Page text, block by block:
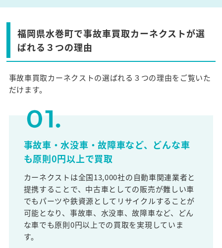
福岡県水巻町で事故車買取カーネクストが選
ばれる３つの理由
事故車買取カーネクストの選ばれる３つの理由をご覧いた
だけます。
事故車・水没車・故障車など、どんな車
も原則0円以上で買取
カーネクストは全国13,000社の自動車関連業者と
提携することで、中古車としての販売が難しい車
でもパーツや鉄資源としてリサイクルすることが
可能となり、事故車、水没車、故障車など、どん
な車でも原則0円以上での買取を実現していま
す。